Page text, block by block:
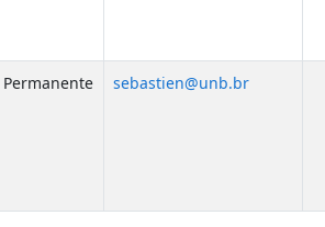
Permanente sebastien@unb.br